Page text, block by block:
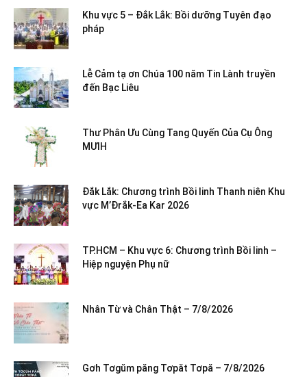
Khu vực 5 – Đắk Lắk: Bồi dưỡng Tuyên đạo
pháp
Lễ Cảm tạ ơn Chúa 100 năm Tin Lành truyền
đến Bạc Liêu
Thư Phân Ưu Cùng Tang Quyến Của Cụ Ông
MƯIH
Đắk Lắk: Chương trình Bồi linh Thanh niên Khu
vực M’Đrắk-Ea Kar 2026
TP.HCM – Khu vực 6: Chương trình Bồi linh –
Hiệp nguyện Phụ nữ
Nhân Từ và Chân Thật – 7/8/2026
Gơh Tơgŭm păng Tơpăt Tơpă – 7/8/2026